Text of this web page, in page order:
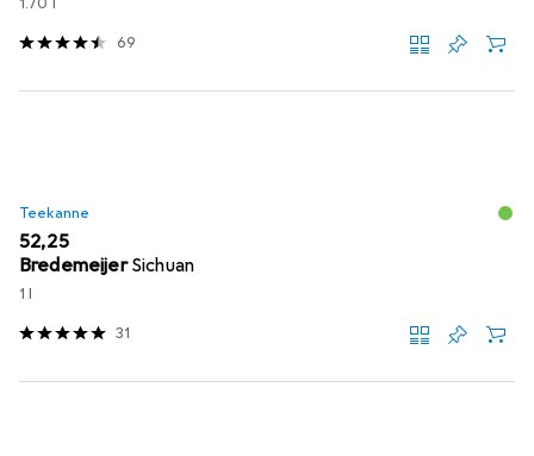
69
Teekanne
EUR
52,25
Bredemeijer Sichuan
1 l
31